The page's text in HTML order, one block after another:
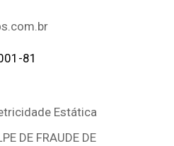
81
Estática
DE FRAUDE DE